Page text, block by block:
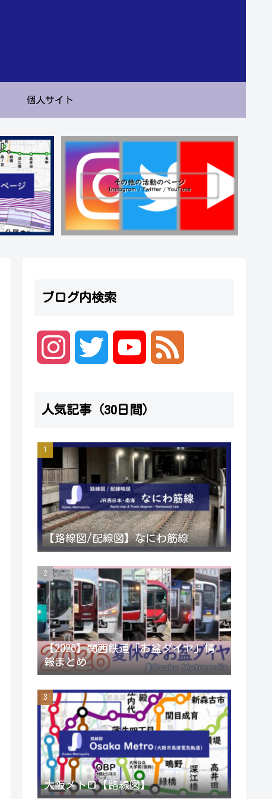
個人サイト
ブログ内検索
s
t
a
g
r
a
m
i
t
e
r
u
T
u
b
e
C
h
a
n
e
l
d
人気記事（30日間）
【路線図/配線図】なにわ筋線
【2026】関西鉄道「お盆ダイヤ」情
報まとめ
大阪メトロ【路線図】